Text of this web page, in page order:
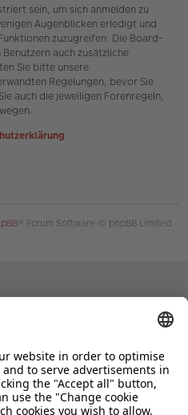
sein, um sich anmelden zu
Augenblicken erledigt und
zuzugreifen. Die Board-
auch zusätzliche
Sie bitte unsere
Regelungen, bevor Sie
auch die jeweiligen Forenregeln,
® Forum Software © phpBB Limited